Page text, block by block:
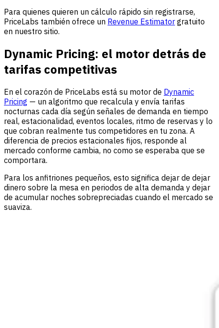
Para quienes quieren un cálculo rápido sin registrarse,
PriceLabs también ofrece un Revenue Estimator gratuito
en nuestro sitio.
Dynamic Pricing: el motor detrás de
tarifas competitivas
En el corazón de PriceLabs está su motor de Dynamic
Pricing — un algoritmo que recalcula y envía tarifas
nocturnas cada día según señales de demanda en tiempo
real, estacionalidad, eventos locales, ritmo de reservas y lo
que cobran realmente tus competidores en tu zona. A
diferencia de precios estacionales fijos, responde al
mercado conforme cambia, no como se esperaba que se
comportara.
Para los anfitriones pequeños, esto significa dejar de dejar
dinero sobre la mesa en periodos de alta demanda y dejar
de acumular noches sobrepreciadas cuando el mercado se
suaviza.